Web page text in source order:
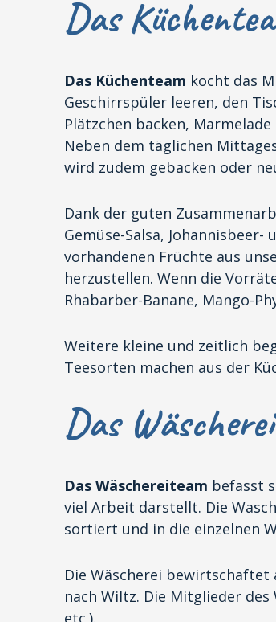
Das
Das Küchenteam kocht das
Geschirrspüler leeren, den
Plätzchen backen,
Neben dem täglichen
wird zudem gebacken oder
Dank der guten
Gemüse-Salsa,
vorhandenen Früchte aus
herzustellen. Wenn die
Rhabarber-Banane, Mango-
Weitere kleine und zeitlich
Teesorten machen aus der
Das
Das Wäschereiteam befasst
viel Arbeit darstellt. Die
sortiert und in die einzelnen
Die Wäscherei bewirtschaftet
nach Wiltz. Die Mitglieder
etc.).